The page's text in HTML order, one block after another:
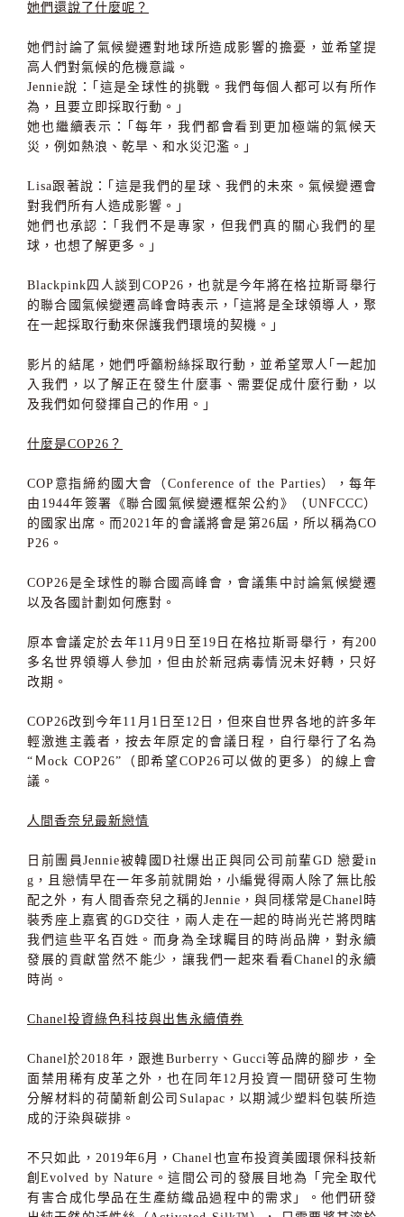
她們還說了什麼呢？
她們討論了氣候變遷對地球所造成影響的擔憂，並希望提
高人們對氣候的危機意識。
Jennie說：｢這是全球性的挑戰。我們每個人都可以有所作
為，且要立即採取行動。｣
她也繼續表示：｢每年，我們都會看到更加極端的氣候天
災，例如熱浪、乾旱、和水災氾濫。｣
Lisa跟著說：｢這是我們的星球、我們的未來。氣候變遷會
對我們所有人造成影響。｣
她們也承認：｢我們不是專家，但我們真的關心我們的星
球，也想了解更多。｣
Blackpink四人談到COP26，也就是今年將在格拉斯哥舉行
的聯合國氣候變遷高峰會時表示，｢這將是全球領導人，聚
在一起採取行動來保護我們環境的契機。｣
影片的結尾，她們呼籲粉絲採取行動，並希望眾人｢一起加
入我們，以了解正在發生什麼事、需要促成什麼行動，以
及我們如何發揮自己的作用。｣
什麼是COP26？
COP意指締約國大會（Conference of the Parties），每年
由1944年簽署《聯合國氣候變遷框架公約》（UNFCCC）
的國家出席。而2021年的會議將會是第26屆，所以稱為CO
P26。
COP26是全球性的聯合國高峰會，會議集中討論氣候變遷
以及各國計劃如何應對。
原本會議定於去年11月9日至19日在格拉斯哥舉行，有200
多名世界領導人參加，但由於新冠病毒情況未好轉，只好
改期。
COP26改到今年11月1日至12日，但來自世界各地的許多年
輕激進主義者，按去年原定的會議日程，自行舉行了名為
“Ｍock COP26”（即希望COP26可以做的更多）的線上會
議。
人間香奈兒最新戀情
日前團員Jennie被韓國D社爆出正與同公司前輩GD 戀愛in
g，且戀情早在一年多前就開始，小編覺得兩人除了無比般
配之外，有人間香奈兒之稱的Jennie，與同樣常是Chanel時
裝秀座上嘉賓的GD交往，兩人走在一起的時尚光芒將閃瞎
我們這些平名百姓。而身為全球矚目的時尚品牌，對永續
發展的貢獻當然不能少，讓我們一起來看看Chanel的永續
時尚。
Chanel投資綠色科技與出售永續債券
Chanel於2018年，跟進Burberry、Gucci等品牌的腳步，全
面禁用稀有皮革之外，也在同年12月投資一間研發可生物
分解材料的荷蘭新創公司Sulapac，以期減少塑料包裝所造
成的汙染與碳排。
不只如此，2019年6月，Chanel也宣布投資美國環保科技新
創Evolved by Nature。這間公司的發展目地為「完全取代
有害合成化學品在生產紡織品過程中的需求」。他們研發